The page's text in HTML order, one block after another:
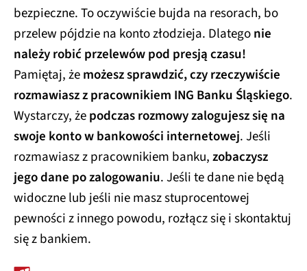
bezpieczne. To oczywiście bujda na resorach, bo
przelew pójdzie na konto złodzieja. Dlategonie
należy robić przelewów pod presją czasu!
Pamiętaj, żemożesz sprawdzić, czy rzeczywiście
rozmawiasz z pracownikiem ING Banku Śląskiego.
Wystarczy, żepodczas rozmowy zalogujesz się na
swoje konto w bankowości internetowej. Jeśli
rozmawiasz z pracownikiem banku,zobaczysz
jego dane po zalogowaniu. Jeśli te dane nie będą
widoczne lub jeśli nie masz stuprocentowej
pewności z innego powodu, rozłącz się i skontaktuj
się z bankiem.